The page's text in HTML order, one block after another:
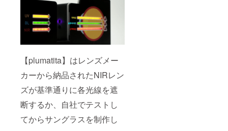
【plumatita】はレンズメー
カーから納品されたNIRレン
ズが基準通りに各光線を遮
断するか、自社でテストし
てからサングラスを制作し